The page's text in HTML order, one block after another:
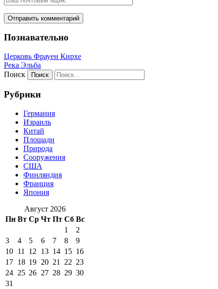
Познавательно
Церковь Фрауен Кирхе
Река Эльба
Поиск
Рубрики
Германия
Израиль
Китай
Площади
Природа
Сооружения
США
Финляндия
Франция
Япония
Август 2026
Пн Вт Ср Чт Пт Сб Вс
1
2
3
4 5 6 7 8
9
10 11 12 13 14 15 16
17 18 19 20 21 22 23
24 25 26 27 28 29 30
31